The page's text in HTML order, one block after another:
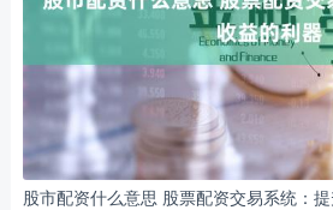
股市配资什么意思 股票配资交易系统：